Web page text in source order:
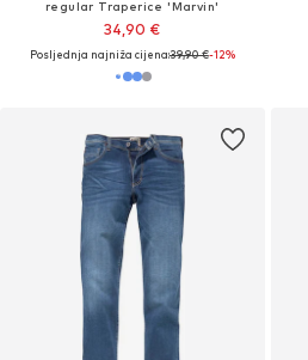
regular Traperice 'Marvin'
34,90 €
Posljednja najniža cijena:39,90 €-12%